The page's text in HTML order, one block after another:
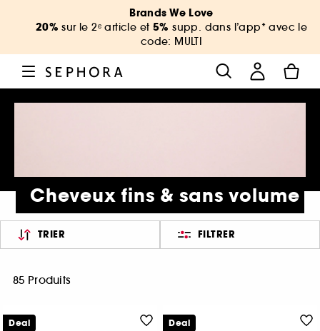
Brands We Love
20% sur le 2ᵉ article et 5% supp. dans l’app* avec le
code: MULTI
Cheveux fins & sans volume
TRIER FILTRER
85 Produits
Deal Deal